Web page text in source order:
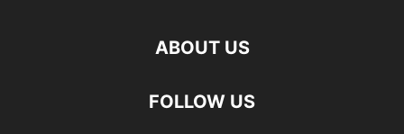
ABOUT US
FOLLOW US